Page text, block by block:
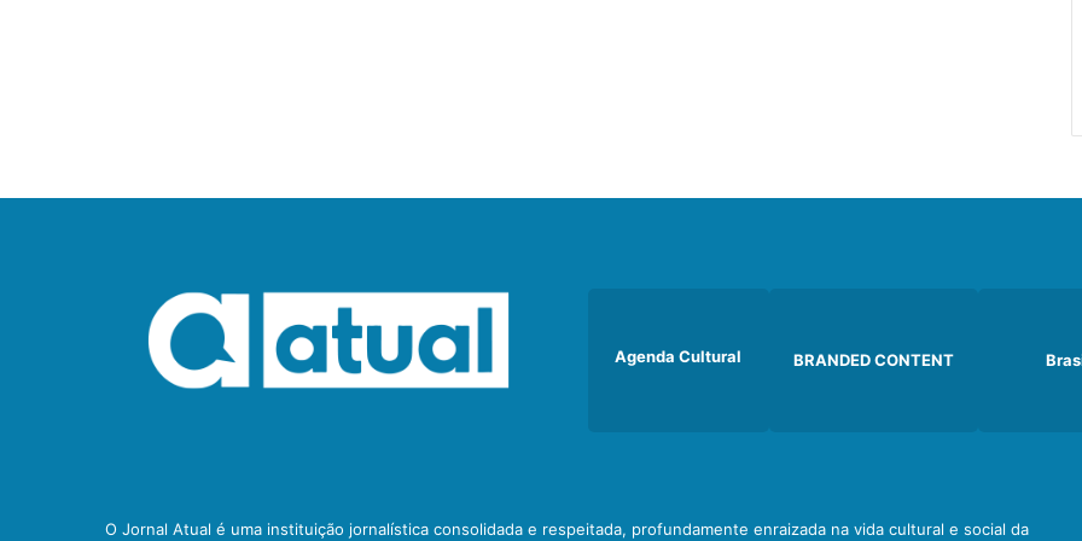
Agenda Cultural BRANDED CONTENT
O Jornal Atual é uma instituição jornalística consolidada e respeitada, profundamente enraizada na vida cultural e social da